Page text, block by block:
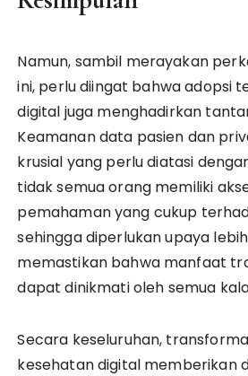
Namun, sambil merayakan
ini, perlu diingat bahwa adopsi
digital juga menghadirkan
Keamanan data pasien dan
krusial yang perlu diatasi
tidak semua orang memiliki
pemahaman yang cukup
sehingga diperlukan upaya
memastikan bahwa manfaat
dapat dinikmati oleh semua
Secara keseluruhan,
kesehatan digital memberikan